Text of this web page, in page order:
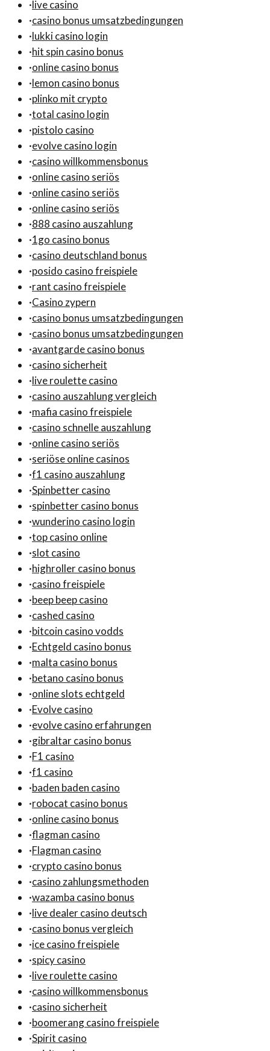
·live casino
·casino bonus umsatzbedingungen
·lukki casino login
·hit spin casino bonus
·online casino bonus
·lemon casino bonus
·plinko mit crypto
·total casino login
·pistolo casino
·evolve casino login
·casino willkommensbonus
·online casino seriös
·online casino seriös
·online casino seriös
·888 casino auszahlung
·1go casino bonus
·casino deutschland bonus
·posido casino freispiele
·rant casino freispiele
·Casino zypern
·casino bonus umsatzbedingungen
·casino bonus umsatzbedingungen
·avantgarde casino bonus
·casino sicherheit
·live roulette casino
·casino auszahlung vergleich
·mafia casino freispiele
·casino schnelle auszahlung
·online casino seriös
·seriöse online casinos
·f1 casino auszahlung
·Spinbetter casino
·spinbetter casino bonus
·wunderino casino login
·top casino online
·slot casino
·highroller casino bonus
·casino freispiele
·beep beep casino
·cashed casino
·bitcoin casino vodds
·Echtgeld casino bonus
·malta casino bonus
·betano casino bonus
·online slots echtgeld
·Evolve casino
·evolve casino erfahrungen
·gibraltar casino bonus
·F1 casino
·f1 casino
·baden baden casino
·robocat casino bonus
·online casino bonus
·flagman casino
·Flagman casino
·crypto casino bonus
·casino zahlungsmethoden
·wazamba casino bonus
·live dealer casino deutsch
·casino bonus vergleich
·ice casino freispiele
·spicy casino
·live roulette casino
·casino willkommensbonus
·casino sicherheit
·boomerang casino freispiele
·Spirit casino